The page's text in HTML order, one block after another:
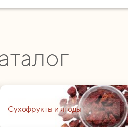
Сухофрукты и ягоды